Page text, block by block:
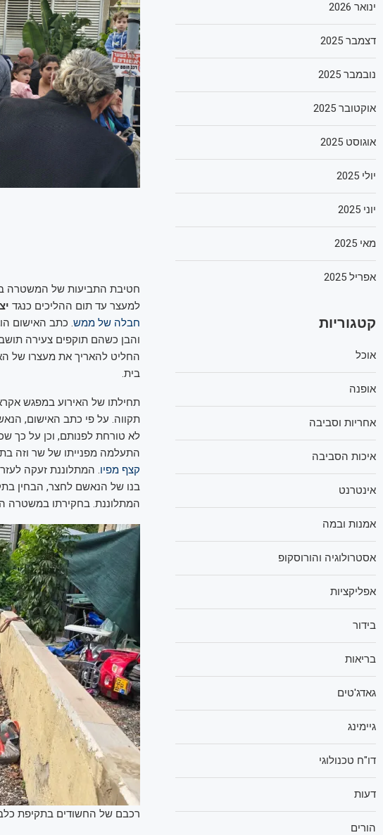
חטיבת התביעות של המשטרה
למעצר עד תום ההליכים כנגד
חבלה של ממש. כתב האישום
והבן כשהם תוקפים צעירה
החליט להאריך את מעצרו של
בית.
תקווה. על פי כתב האישום,
לא טורחת לפנותם, וכן על כך
התעלמה מפנייתו של שר וזה
קצף מפיו. המתלוננת זעקה
בנו של הנאשם לחצר, הבחין
המתלוננת. בחקירתו במשטרה
רכבם של החשודים בתקיפת כלב
ינואר 2026
דצמבר 2025
נובמבר 2025
אוקטובר 2025
אוגוסט 2025
יולי 2025
יוני 2025
מאי 2025
אפריל 2025
קטגוריות
אוכל
אופנה
אחריות וסביבה
איכות הסביבה
אינטרנט
אמנות ובמה
אסטרולוגיה והורוסקופ
אפליקציות
בידור
בריאות
גאדג'טים
גיימינג
דו"ח טכנולוגי
דעות
הורים